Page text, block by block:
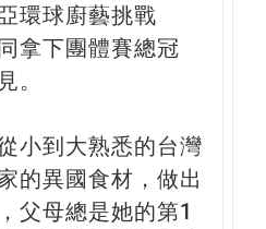
環球廚藝挑戰
拿下團體賽總冠
。
小到大熟悉的台灣
的異國食材，做出
父母總是她的第1